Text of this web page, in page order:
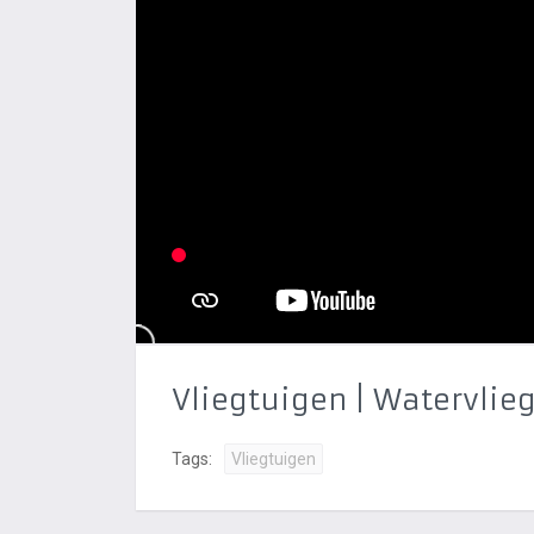
Vliegtuigen |
Tags: Vliegtuigen